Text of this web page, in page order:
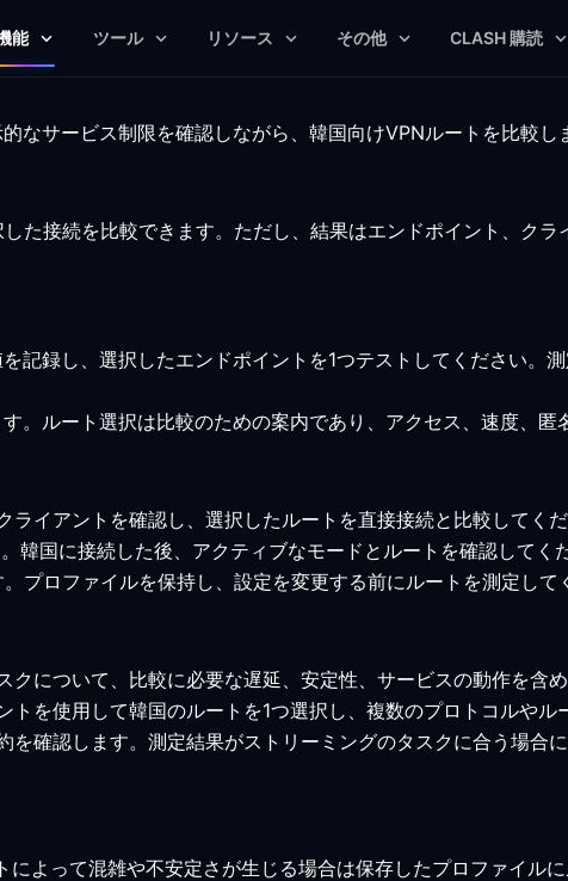
能 ツール リソース その他 CLASH 購読
なサービス制限を確認しながら、韓国向けVPNルートを比較し
た接続を比較できます。ただし、結果はエンドポイント、クラ
記録し、選択したエンドポイントを1つテストしてください。
。ルート選択は比較のための案内であり、アクセス、速度、匿
イアントを確認し、選択したルートを直接接続と比較してくだ
国に接続した後、アクティブなモードとルートを確認してくだ
プロファイルを保持し、設定を変更する前にルートを測定して
クについて、比較に必要な遅延、安定性、サービスの動作を含
トを使用して韓国のルートを1つ選択し、複数のプロトコルやル
確認します。測定結果がストリーミングのタスクに合う場合
よって混雑や不安定さが生じる場合は保存したプロファイルに